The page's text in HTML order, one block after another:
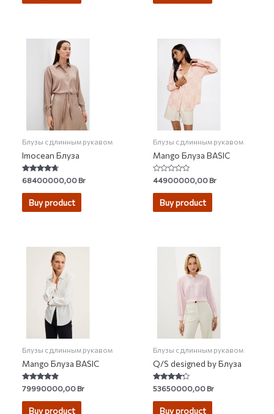
Блузы с длинным рукавом
Imocean Блуза
Rated
4.50
out of 5
68400000,00Br
Buy product
Блузы с длинным рукавом
Mango Блуза BASIC
Rated
0
out
44900000,00Br
Buy product
Блузы с длинным рукавом
Mango Блуза BASIC
Rated
4.63
out of 5
79990000,00Br
Buy product
Блузы с длинным рукавом
Q/S designed by Блуза
Rated
4.00
out of 5
53650000,00Br
Buy product